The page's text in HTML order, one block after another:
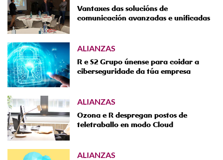
Vantaxes das solucións de
comunicación avanzadas e unificadas
ALIANZAS
R e S2 Grupo únense para coidar a
ciberseguridade da túa empresa
ALIANZAS
Ozona e R despregan postos de
teletraballo en modo Cloud
ALIANZAS